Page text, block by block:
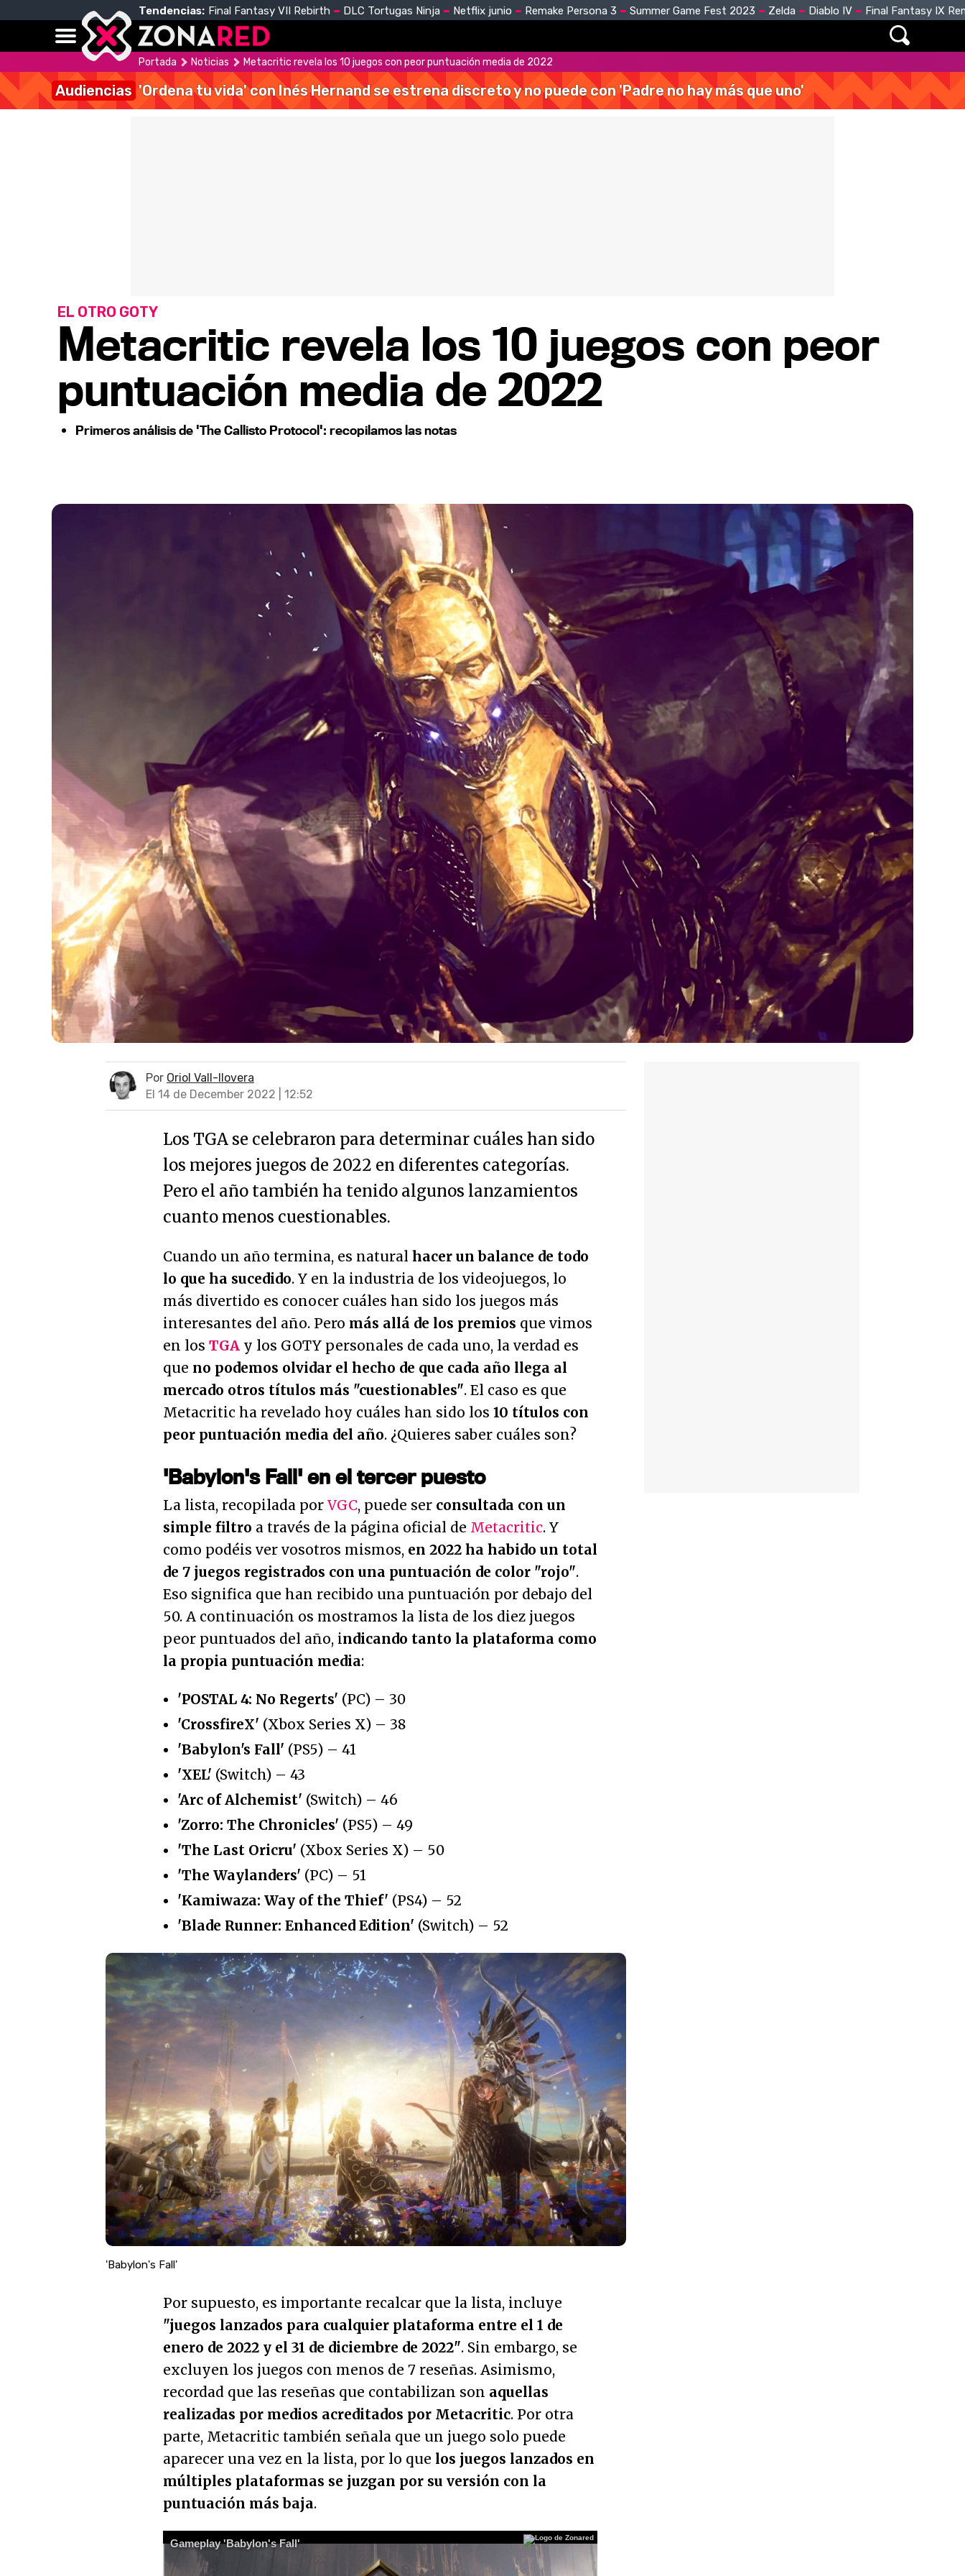
Tendencias: Final Fantasy VII Rebirth DLC Tortugas Ninja Netflix junio Remake Persona 3 Summer Game Fest 2023 Zelda Diablo IV Final Fantasy IX
Portada Noticias Metacritic revela los 10 juegos con peor puntuación media de 2022
Audiencias 'Ordena tu vida' con Inés Hernand se estrena discreto y no puede con 'Padre no hay más que uno'
Primeros análisis de 'The Callisto Protocol': recopilamos las notas
Metacritic revela los 10 juegos con peor
puntuación media de 2022
EL OTRO GOTY
Por Oriol Vall-llovera
El 14 de December 2022 | 12:52
Los TGA se celebraron para determinar cuáles han sido
los mejores juegos de 2022 en diferentes categorías.
Pero el año también ha tenido algunos lanzamientos
cuanto menos cuestionables.
Cuando un año termina, es natural hacer un balance de todo
lo que ha sucedido. Y en la industria de los videojuegos, lo
más divertido es conocer cuáles han sido los juegos más
interesantes del año. Pero más allá de los premios que vimos
en los TGA y los GOTY personales de cada uno, la verdad es
que no podemos olvidar el hecho de que cada año llega al
mercado otros títulos más "cuestionables". El caso es que
Metacritic ha revelado hoy cuáles han sido los 10 títulos con
peor puntuación media del año. ¿Quieres saber cuáles son?
'Babylon's Fall' en el tercer puesto
La lista, recopilada por VGC, puede ser consultada con un
simple filtro a través de la página oficial de Metacritic. Y
como podéis ver vosotros mismos, en 2022 ha habido un total
de 7 juegos registrados con una puntuación de color "rojo".
Eso significa que han recibido una puntuación por debajo del
50. A continuación os mostramos la lista de los diez juegos
peor puntuados del año, indicando tanto la plataforma como
la propia puntuación media:
'POSTAL 4: No Regerts' (PC) – 30
'CrossfireX' (Xbox Series X) – 38
'Babylon's Fall' (PS5) – 41
'XEL' (Switch) – 43
'Arc of Alchemist' (Switch) – 46
'Zorro: The Chronicles' (PS5) – 49
'The Last Oricru' (Xbox Series X) – 50
'The Waylanders' (PC) – 51
'Kamiwaza: Way of the Thief' (PS4) – 52
'Blade Runner: Enhanced Edition' (Switch) – 52
'Babylon's Fall'
Por supuesto, es importante recalcar que la lista, incluye
"juegos lanzados para cualquier plataforma entre el 1 de
enero de 2022 y el 31 de diciembre de 2022". Sin embargo, se
excluyen los juegos con menos de 7 reseñas. Asimismo,
recordad que las reseñas que contabilizan son aquellas
realizadas por medios acreditados por Metacritic. Por otra
parte, Metacritic también señala que un juego solo puede
aparecer una vez en la lista, por lo que los juegos lanzados en
múltiples plataformas se juzgan por su versión con la
puntuación más baja.
Gameplay 'Babylon's Fall'